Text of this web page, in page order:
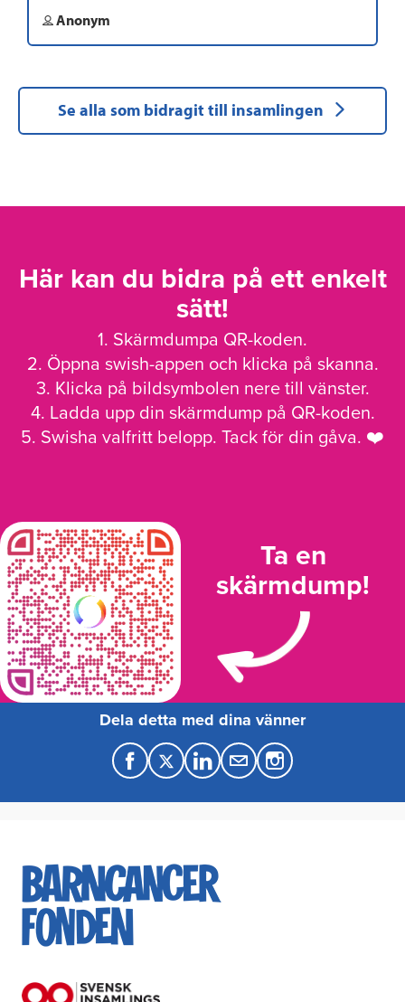
Anonym
Se alla som bidragit till insamlingen
Här kan du bidra på ett enkelt
sätt!
1. Skärmdumpa QR-koden.
2. Öppna swish-appen och klicka på skanna.
3. Klicka på bildsymbolen nere till vänster.
4. Ladda upp din skärmdump på QR-koden.
5. Swisha valfritt belopp. Tack för din gåva. ❤️
Ta en
skärmdump!
Dela detta med dina vänner
F
a
e
b
T
w
t
t
L
i
k
e
M
a